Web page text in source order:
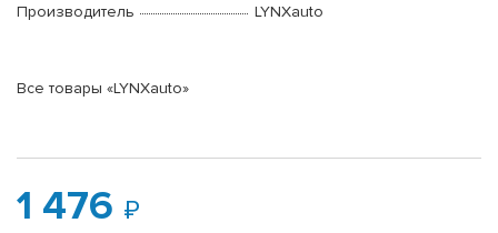
Производитель
LYNXauto
Все товары «LYNXauto»
1 476